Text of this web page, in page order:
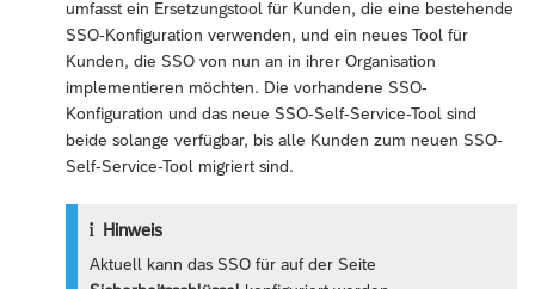
umfasst ein Ersetzungstool für Kunden, die eine bestehende
SSO-Konfiguration verwenden, und ein neues Tool für
Kunden, die SSO von nun an in ihrer Organisation
implementieren möchten. Die vorhandene SSO-
Konfiguration und das neue SSO-Self-Service-Tool sind
beide solange verfügbar, bis alle Kunden zum neuen SSO-
Self-Service-Tool migriert sind.
Hinweis
Aktuell kann das SSO für auf der Seite